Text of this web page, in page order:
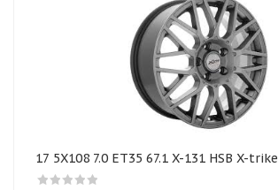
17 5X108 7.0 ET35 67.1 X-131 HSB X-trike